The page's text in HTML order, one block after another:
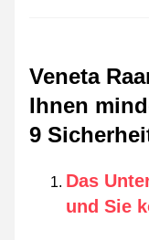
Veneta
Ihnen
9
Das
und Sie